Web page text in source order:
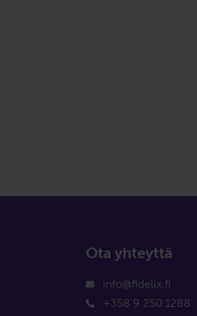
Ota yhteyttä
info@fidelix.fi
+358 9 250 1288